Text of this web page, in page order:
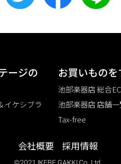
ージの
イケシブラ
お買いものを
池部楽器店 総合
池部楽器店 店舗一
Tax-free
会社概要 採用情報